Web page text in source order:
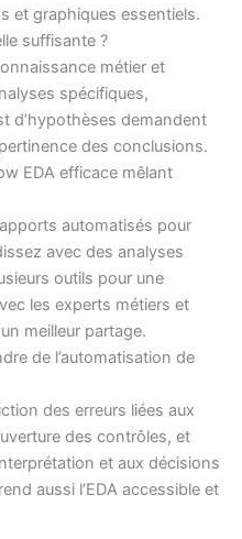
et graphiques essentiels.
suffisante ?
métier et
spécifiques,
d’hypothèses demandent
des conclusions.
EDA efficace mêlant
automatisés pour
avec des analyses
outils pour une
les experts métiers et
meilleur partage.
de l’automatisation de
des erreurs liées aux
des contrôles, et
et aux décisions
aussi l’EDA accessible et